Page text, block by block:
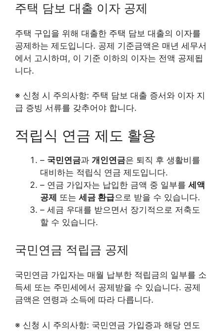
주택 담보 대출 이자 공제
주택 구입을 위해 대출한 주택 담보 대출의 이자를
공제하는 제도입니다. 공제 기준금액은 매년 세무서
에서 고시하며, 이 기준 이하의 이자는 전액 공제됩
니다.
※ 신청 시 주의사항: 주택 담보 대출 증서와 이자 지
급 증빙 서류를 갖추어야 합니다.
적립식 연금 제도 활용
– 국민연금과 개인연금은 퇴직 후 생활비를
대비하는 적립식 연금 제도입니다.
– 연금 가입자는 납입한 금액 중 일부를 세액
공제 또는 세금 환급으로 받을 수 있습니다.
– 세금 우대를 받으면서 장기적으로 저축도
할 수 있습니다.
국민연금 적립금 공제
국민연금 가입자는 매월 납부한 적립금의 일부를 소
득세 또는 주민세에서 공제받을 수 있습니다. 공제
금액은 연령과 소득에 따라 다릅니다.
※ 신청 시 주의사항: 국민연금 가입증과 해당 연도